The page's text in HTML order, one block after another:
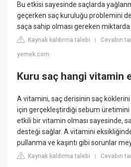
Bu etkisi sayesinde saçlarda
geçerken saç kuruluğu problemini
saça sahip olması gereken miktarda
Kaynak kaldırma talebi |Cevabın
yemek.com
Kuru saç hangi vitamin
A vitamini, saç derisinin saç
için gerçekleştirdiği sebum
etkili bir vitamin olması sayesinde,
desteği sağlar. A vitamini
pullanma ve kaşıntı gibi sorunlar
Kaynak kaldırma talebi |Cevabın